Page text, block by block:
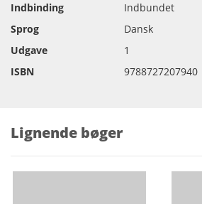
Indbinding
Indbundet
Sprog
Dansk
Udgave
1
ISBN
9788727207940
Lignende bøger